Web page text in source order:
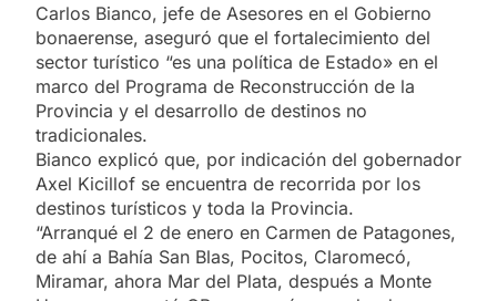
Carlos Bianco, jefe de Asesores en el Gobierno
bonaerense, aseguró que el fortalecimiento del
sector turístico “es una política de Estado» en el
marco del Programa de Reconstrucción de la
Provincia y el desarrollo de destinos no
tradicionales.
Bianco explicó que, por indicación del gobernador
Axel Kicillof se encuentra de recorrida por los
destinos turísticos y toda la Provincia.
“Arranqué el 2 de enero en Carmen de Patagones,
de ahí a Bahía San Blas, Pocitos, Claromecó,
Miramar, ahora Mar del Plata, después a Monte